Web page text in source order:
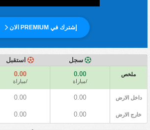
إشترك في PREMIUM الان
سجل استقبل
ملخص 0.00
/مباراة
0.00
/مباراة
داخل الارض 0.00
0.00
خارج الارض 0.00
0.00